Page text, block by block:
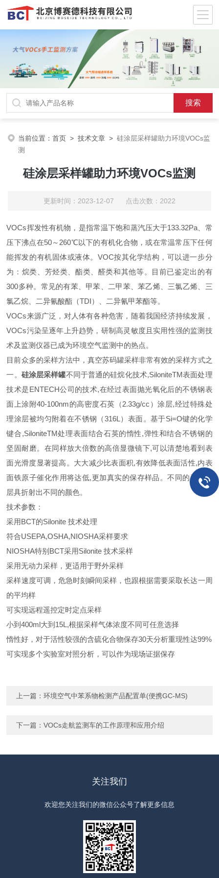
当前位置：首页 >技术文章 >硅涂层采样罐助力环境VOCs监
测
硅涂层采样罐助力环境VOCs监测
更新时间：2023-12-07 点击次数：2022
VOCs挥发性有机物，是指常温下饱和蒸汽压大于133.32Pa、常
压下沸点在50～260℃以下的有机化合物，或在常温常压下任何
能挥发的有机固体或液体。VOC按其化学结构，可以进一步分
为：烷类、芳烃类、酯类、醛类和其他等。目前已鉴定出的有
300多种。常见的有苯、甲苯、二甲苯、苯乙烯、三氯乙烯、三
氯乙烷、二异氰酸酯（TDI）、二异氰甲苯酯等。
VOCs来源广泛，对人体有各种危害，随着我国经济持续发展，
VOCs污染呈逐年上升趋势，研制高灵敏度且实用性强的监测技
术及监测仪器已成为环境空气监测中的热点。
目前众多的采样方法中，真空苏码罐采样非常有效的采样方式之
一。 硅涂层采样罐不同于普通的硅烷化技术,SiloniteTM表面处理
技术是ENTECH公司的技术,在经过表面抛光氧化后的不锈钢表
面上涂附40-100nm的高密度石英（2.33g/cc）涂层,经过特殊处
理涂层被均匀附着在不锈钢（316L）表面。基于Si=O键的化学
键合,SiloniteTM处理表面结合石英的惰性,弹性和结合不锈钢的
坚固耐磨。在同样放大倍数的高倍显微镜下,可以清楚地看到表
面光滑度显著提高。大大减少比表面积,有效降低表面活性,内表
面铁原子催化作用将达低,更加真实的保存样品。不同的石英涂
层具折射出不同的颜色。
技术参数：
采用BCT的Silonite 技术处理
符合USEPA,OSHA,NIOSHA采样要求
NIOSHA特别BCT采用Silonite 技术采样
采用无动力采样，更适用于野外采样
采样速度可调，危急时刻瞬间采样，也跟根据需要采取长达一周
的平均样
可实现远程遥控定时定点采样
小到400ml大到15L,根据采样气体浓度不同可任意选择
惰性好，对于活性较强的含硫化合物保存30天分析重现性达99%
可实现多个实验室对照分析，可以作为现场证据保存
上一篇：环境空气中苯系物检测产品配置单(便携GC-MS)
下一篇：VOCs走航监测车的工作原理和应用介绍
关注我们
欢迎您关注我们的微信公众号了解更多信息